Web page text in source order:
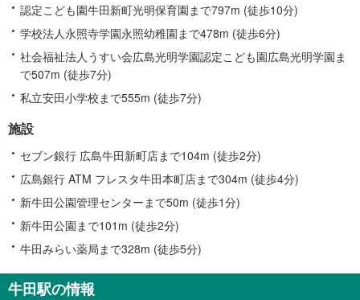
認定こども園牛田新町光明保育園まで797m (徒歩10分)
学校法人永照寺学園永照幼稚園まで478m (徒歩6分)
社会福祉法人うすい会広島光明学園認定こども園広島光明学園ま
で507m (徒歩7分)
私立安田小学校まで555m (徒歩7分)
施設
セブン銀行 広島牛田新町店まで104m (徒歩2分)
広島銀行 ATM フレスタ牛田本町店まで304m (徒歩4分)
新牛田公園管理センターまで50m (徒歩1分)
新牛田公園まで101m (徒歩2分)
牛田みらい薬局まで328m (徒歩5分)
牛田駅の情報